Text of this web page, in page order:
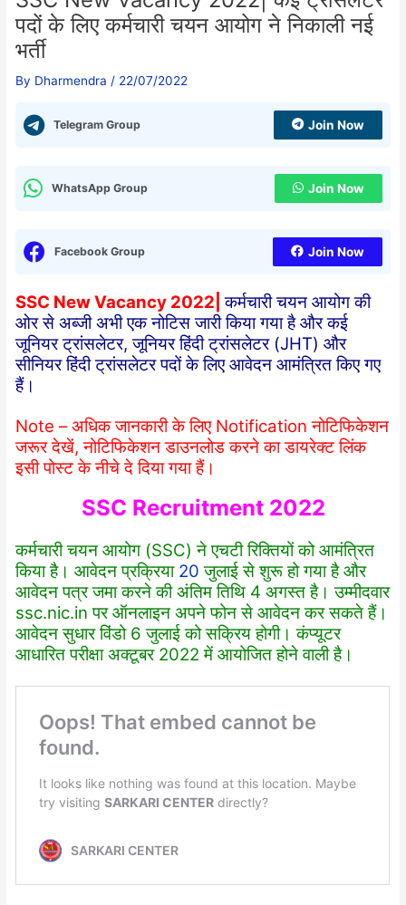
पदों के लिए कर्मचारी चयन आयोग ने निकाली नई
भर्ती
By Dharmendra / 22/07/2022
Telegram Group Join Now
WhatsApp Group Join Now
Facebook Group Join Now
SSC New Vacancy 2022|कर्मचारी चयन आयोग की
ओर से अब्जी अभी एक नोटिस जारी किया गया है और कई
जूनियर ट्रांसलेटर, जूनियर हिंदी ट्रांसलेटर (JHT) और
सीनियर हिंदी ट्रांसलेटर पदों के लिए आवेदन आमंत्रित किए गए
हैं।
Note – अधिक जानकारी के लिए Notification नोटिफिकेशन
जरूर देखें, नोटिफिकेशन डाउनलोड करने का डायरेक्ट लिंक
इसी पोस्ट के नीचे दे दिया गया हैं।
SSC Recruitment 2022
कर्मचारी चयन आयोग (SSC) ने एचटी रिक्तियों को आमंत्रित
किया है। आवेदन प्रक्रिया 20 जुलाई से शुरू हो गया है और
आवेदन पत्र जमा करने की अंतिम तिथि 4 अगस्त है। उम्मीदवार
ssc.nic.in पर ऑनलाइन अपने फोन से आवेदन कर सकते हैं।
आवेदन सुधार विंडो 6 जुलाई को सक्रिय होगी। कंप्यूटर
आधारित परीक्षा अक्टूबर 2022 में आयोजित होने वाली है।